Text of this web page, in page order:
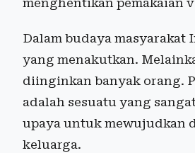
menghentikan pemakaian
Dalam budaya
yang menakutkan.
diinginkan banyak orang.
adalah sesuatu yang
upaya untuk mewujudkan
keluarga.